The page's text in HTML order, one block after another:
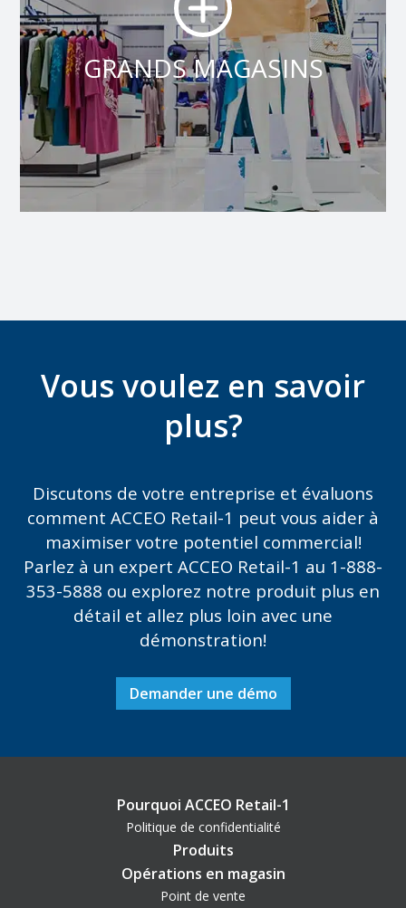
GRANDS MAGASINS
Vous voulez en savoir
plus?
Discutons de votre entreprise et évaluons
comment ACCEO Retail-1 peut vous aider à
maximiser votre potentiel commercial!
Parlez à un expert ACCEO Retail-1 au 1-888-
353-5888 ou explorez notre produit plus en
détail et allez plus loin avec une
démonstration!
Demander une démo
Pourquoi ACCEO Retail-1
Politique de confidentialité
Produits
Opérations en magasin
Point de vente